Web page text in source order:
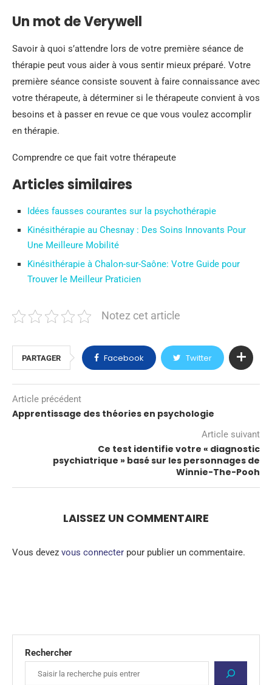
Un mot de Verywell
Savoir à quoi s’attendre lors de votre première séance de
thérapie peut vous aider à vous sentir mieux préparé. Votre
première séance consiste souvent à faire connaissance avec
votre thérapeute, à déterminer si le thérapeute convient à vos
besoins et à passer en revue ce que vous voulez accomplir
en thérapie.
Comprendre ce que fait votre thérapeute
Articles similaires
Idées fausses courantes sur la psychothérapie
Kinésithérapie au Chesnay : Des Soins Innovants Pour
Une Meilleure Mobilité
Kinésithérapie à Chalon-sur-Saône: Votre Guide pour
Trouver le Meilleur Praticien
Notez cet article
PARTAGER Facebook Twitter
Article précédent
Apprentissage des théories en psychologie
Article suivant
Ce test identifie votre « diagnostic
psychiatrique » basé sur les personnages de
Winnie-The-Pooh
LAISSEZ UN COMMENTAIRE
Vous devez vous connecter pour publier un commentaire.
Rechercher